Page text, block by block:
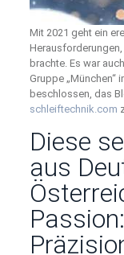
Mit 2021 geht ein
brachte. Es war
Gruppe „München“
beschlossen, das
schleiftechnik.com
Diese
aus